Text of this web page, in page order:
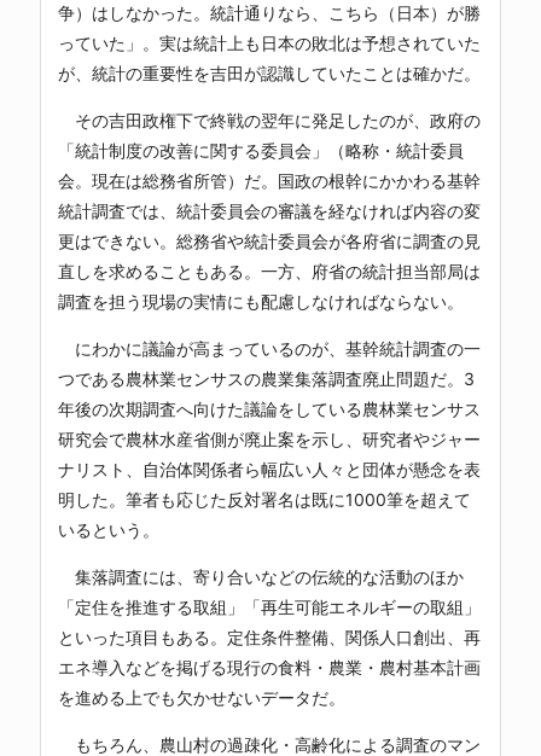
争）はしなかった。統計通りなら、こちら（日本）が勝
っていた」。実は統計上も日本の敗北は予想されていた
が、統計の重要性を吉田が認識していたことは確かだ。
その吉田政権下で終戦の翌年に発足したのが、政府の
「統計制度の改善に関する委員会」（略称・統計委員
会。現在は総務省所管）だ。国政の根幹にかかわる基幹
統計調査では、統計委員会の審議を経なければ内容の変
更はできない。総務省や統計委員会が各府省に調査の見
直しを求めることもある。一方、府省の統計担当部局は
調査を担う現場の実情にも配慮しなければならない。
にわかに議論が高まっているのが、基幹統計調査の一
つである農林業センサスの農業集落調査廃止問題だ。3
年後の次期調査へ向けた議論をしている農林業センサス
研究会で農林水産省側が廃止案を示し、研究者やジャー
ナリスト、自治体関係者ら幅広い人々と団体が懸念を表
明した。筆者も応じた反対署名は既に1000筆を超えて
いるという。
集落調査には、寄り合いなどの伝統的な活動のほか
「定住を推進する取組」「再生可能エネルギーの取組」
といった項目もある。定住条件整備、関係人口創出、再
エネ導入などを掲げる現行の食料・農業・農村基本計画
を進める上でも欠かせないデータだ。
もちろん、農山村の過疎化・高齢化による調査のマン